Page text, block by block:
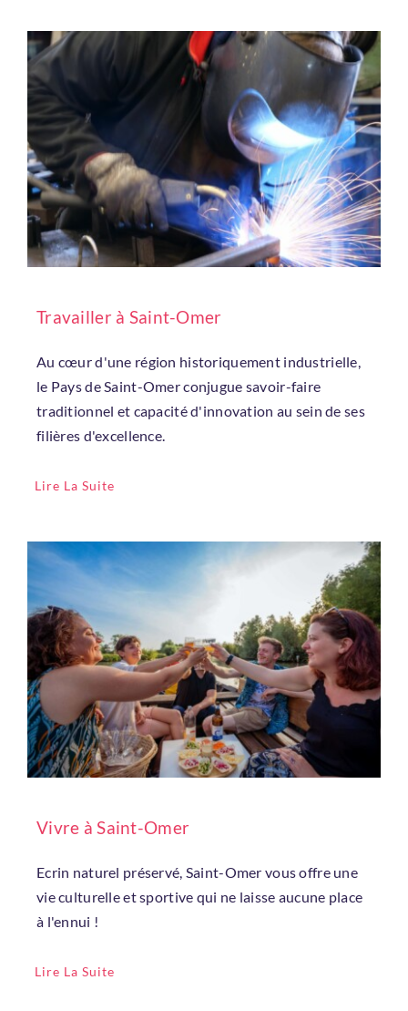
Travailler à Saint-Omer
Au cœur d'une région historiquement industrielle,
le Pays de Saint-Omer conjugue savoir-faire
traditionnel et capacité d'innovation au sein de ses
filières d'excellence.
Lire La Suite
Vivre à Saint-Omer
Ecrin naturel préservé, Saint-Omer vous offre une
vie culturelle et sportive qui ne laisse aucune place
à l'ennui !
Lire La Suite